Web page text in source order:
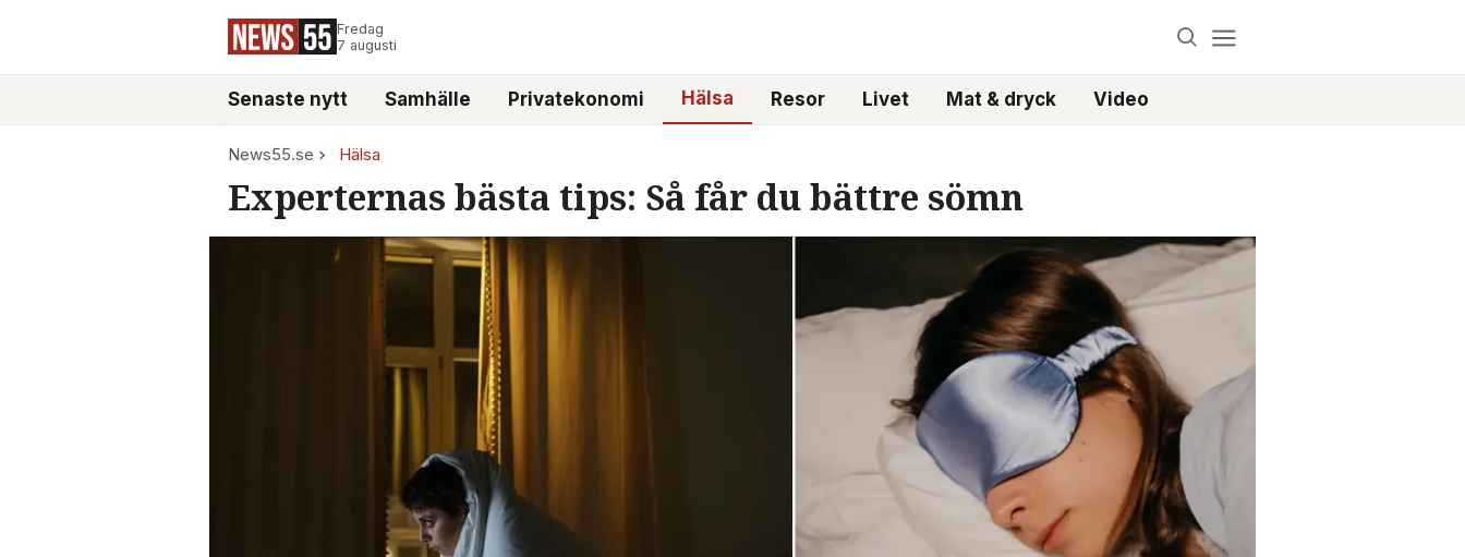
Fredag
7 augusti
Senaste nytt Samhälle Privatekonomi Hälsa Resor Livet Mat & dryck Video
News55.se Hälsa
Experternas bästa tips: Så får du bättre sömn